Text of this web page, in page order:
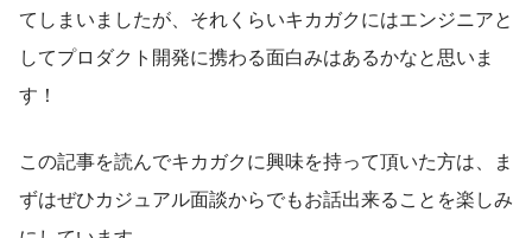
てしまいましたが、それくらいキカガクにはエンジニアと
してプロダクト開発に携わる面白みはあるかなと思いま
す！
この記事を読んでキカガクに興味を持って頂いた方は、ま
ずはぜひカジュアル面談からでもお話出来ることを楽しみ